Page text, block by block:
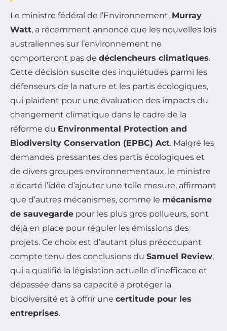
Le ministre fédéral de l’Environnement, Murray
Watt, a récemment annoncé que les nouvelles lois
australiennes sur l’environnement ne
comporteront pas de déclencheurs climatiques.
Cette décision suscite des inquiétudes parmi les
défenseurs de la nature et les partis écologiques,
qui plaident pour une évaluation des impacts du
changement climatique dans le cadre de la
réforme du Environmental Protection and
Biodiversity Conservation (EPBC) Act. Malgré les
demandes pressantes des partis écologiques et
de divers groupes environnementaux, le ministre
a écarté l’idée d’ajouter une telle mesure, affirmant
que d’autres mécanismes, comme le mécanisme
de sauvegarde pour les plus gros pollueurs, sont
déjà en place pour réguler les émissions des
projets. Ce choix est d’autant plus préoccupant
compte tenu des conclusions du Samuel Review,
qui a qualifié la législation actuelle d’inefficace et
dépassée dans sa capacité à protéger la
biodiversité et à offrir une certitude pour les
entreprises.